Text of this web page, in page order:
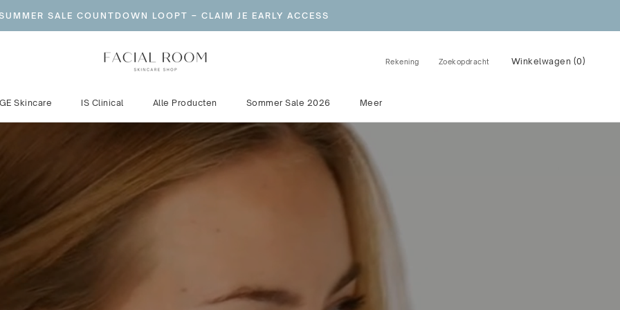
SALE COUNTDOWN LOOPT – CLAIM JE EARLY ACCESS
Skincare
IS Clinical
Alle Producten
Sommer Sale 2026
Meer
Rekening Zoekopdracht Winkelwagen (0)